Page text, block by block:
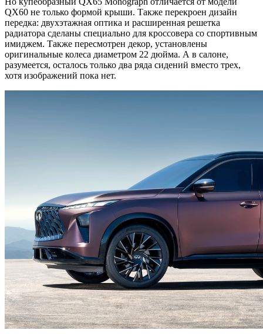
QX60 не только формой крыши. Также перекроен дизайн
передка: двухэтажная оптика и расширенная решетка
радиатора сделаны специально для кроссовера со спортивным
имиджем. Также пересмотрен декор, установлены
оригинальные колеса диаметром 22 дюйма. А в салоне,
разумеется, осталось только два ряда сидений вместо трех,
хотя изображений пока нет.